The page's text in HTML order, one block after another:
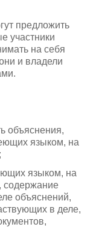
предложить
участники
на себя
и владели
объяснения,
языком, на
языком, на
содержание
объяснений,
в деле,